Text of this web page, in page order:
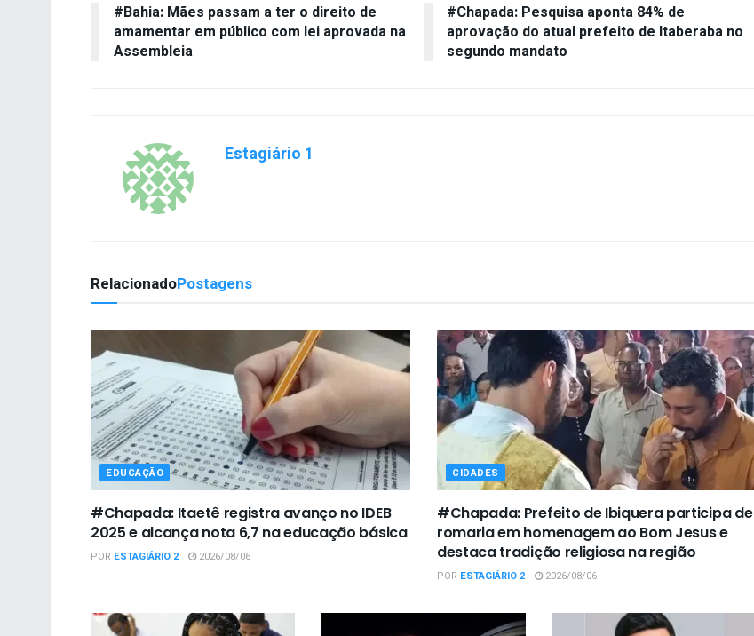
#Bahia: Mães passam a ter o direito de
amamentar em público com lei aprovada na
Assembleia
#Chapada: Pesquisa aponta 84% de
aprovação do atual prefeito de Itaberaba no
segundo mandato
Estagiário 1
RelacionadoPostagens
EDUCAÇÃO
#Chapada: Itaetê registra avanço no IDEB
2025 e alcança nota 6,7 na educação básica
POR ESTAGIÁRIO 2 2026/08/06
CIDADES
#Chapada: Prefeito de Ibiquera participa de
romaria em homenagem ao Bom Jesus e
destaca tradição religiosa na região
POR ESTAGIÁRIO 2 2026/08/06